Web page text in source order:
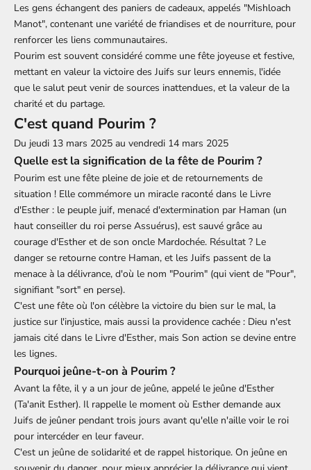
Les gens échangent des paniers de cadeaux, appelés "Mishloach
Manot", contenant une variété de friandises et de nourriture, pour
renforcer les liens communautaires.
Pourim est souvent considéré comme une fête joyeuse et festive,
mettant en valeur la victoire des Juifs sur leurs ennemis, l'idée
que le salut peut venir de sources inattendues, et la valeur de la
charité et du partage.
C'est quand Pourim ?
Du jeudi 13 mars 2025 au vendredi 14 mars 2025
Quelle est la signification de la fête de Pourim ?
Pourim est une fête pleine de joie et de retournements de
situation ! Elle commémore un miracle raconté dans le Livre
d'Esther : le peuple juif, menacé d'extermination par Haman (un
haut conseiller du roi perse Assuérus), est sauvé grâce au
courage d'Esther et de son oncle Mardochée. Résultat ? Le
danger se retourne contre Haman, et les Juifs passent de la
menace à la délivrance, d'où le nom "Pourim" (qui vient de "Pour",
signifiant "sort" en perse).
C'est une fête où l'on célèbre la victoire du bien sur le mal, la
justice sur l'injustice, mais aussi la providence cachée : Dieu n'est
jamais cité dans le Livre d'Esther, mais Son action se devine entre
les lignes.
Pourquoi jeûne-t-on à Pourim ?
Avant la fête, il y a un jour de jeûne, appelé le jeûne d'Esther
(Ta'anit Esther). Il rappelle le moment où Esther demande aux
Juifs de jeûner pendant trois jours avant qu'elle n'aille voir le roi
pour intercéder en leur faveur.
C'est un jeûne de solidarité et de rappel historique. On jeûne en